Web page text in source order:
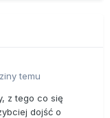
temu
z tego co się
dojść o